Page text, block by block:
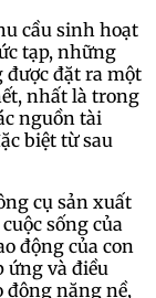
cầu sinh hoạt
tạp, những
được đặt ra một
nhất là trong
nguồn tài
biệt từ sau
cụ sản xuất
sống của
động của con
ứng và điều
động nặng nề,